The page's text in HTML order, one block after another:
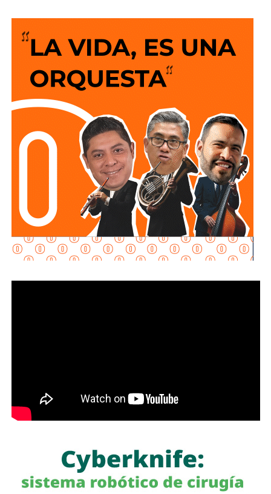
“Después de meses, de seria y serena reflexión, he
decidido apartarme de la política, de la actividad partidista
y, no sin gran pesar, de la militancia del que fue por treinta
y tres años mi partido, Acción Nacional”, expresó.
Pedroza Gaitán reconoció que su trayectoria dentro del
servicio público lo convirtió también en una persona
pública, razón por la que decidió hacer pública su
determinación, aunque admitió que su salida podría
generar reacciones distintas entre quienes conocen su
El panista sostuvo que llegó a la conclusión de que su
ciclo político terminó y que ahora corresponde dar un paso
al lado.
“He concluido que mi Ciclo se cerró y es momento de dar
un paso de lado. Creo que mucho ayuda el que no estorba”,
responsabilidades y aseguró que durante su trayectoria
actuó dentro del marco de la legalidad y la ética, además
sobre la importancia de la moral en el ejercicio público.